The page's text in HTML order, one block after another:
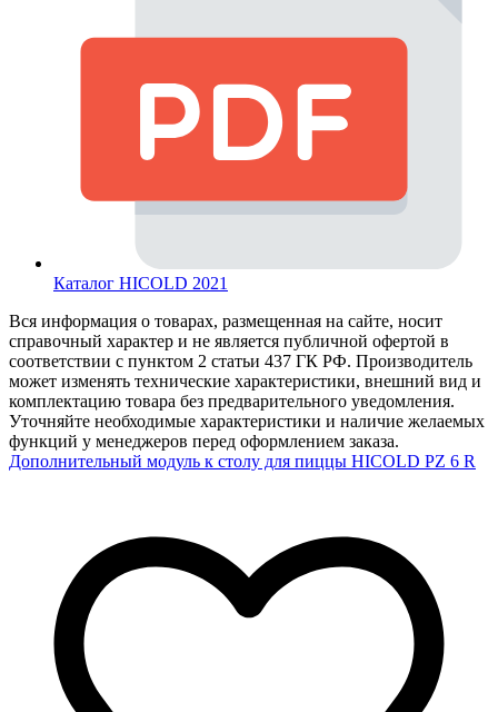
Каталог HICOLD 2021
Вся информация о товарах, размещенная на сайте, носит
справочный характер и не является публичной офертой в
соответствии с пунктом 2 статьи 437 ГК РФ. Производитель
может изменять технические характеристики, внешний вид и
комплектацию товара без предварительного уведомления.
Уточняйте необходимые характеристики и наличие желаемых
функций у менеджеров перед оформлением заказа.
Дополнительный модуль к столу для пиццы HICOLD PZ 6 R